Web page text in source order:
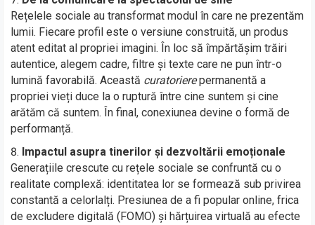
Rețelele sociale au transformat modul în care ne prezentăm
lumii. Fiecare profil este o versiune construită, un produs
atent editat al propriei imagini. În loc să împărtășim trăiri
autentice, alegem cadre, filtre și texte care ne pun într-o
lumină favorabilă. Această curatorierepermanentă a
propriei vieți duce la o ruptură între cine suntem și cine
arătăm că suntem. În final, conexiunea devine o formă de
performanță.
Impactul asupra tinerilor și dezvoltării emoționale
Generațiile crescute cu rețele sociale se confruntă cu o
realitate complexă: identitatea lor se formează sub privirea
constantă a celorlalți. Presiunea de a fi popular online, frica
de excludere digitală (FOMO) și hărțuirea virtuală au efecte